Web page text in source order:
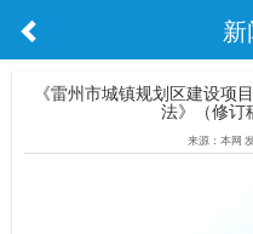
《雷州市城镇规划区建设项
法》（修订
来源：本网